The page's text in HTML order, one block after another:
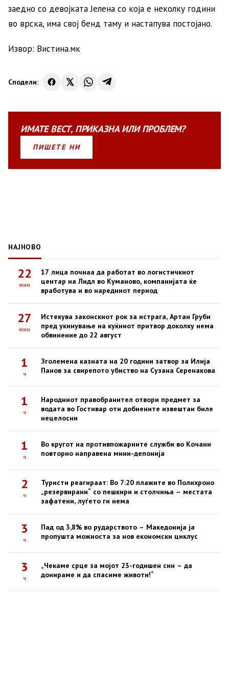
заедно со девојката Јелена со која е неколку години
во врска, има свој бенд таму и настапува постојано.
Извор: Вистина.мк
Сподели:
ИМАТЕВЕСТ, ПРИКАЗНАИЛИПРОБЛЕМ?
ПИШЕТЕ НИ
НАЈНОВО
22
мин
17 лица почнаа да работат во логистичкиот
центар на Лидл во Куманово, компанијата ќе
вработува и во наредниот период
27
мин
Истекува законскиот рок за истрага, Артан Груби
пред укинување на куќниот притвор доколку нема
обвинение до 22 август
1
ч
Зголемена казната на 20 години затвор за Илија
Панов за свирепото убиство на Сузана Серенакова
1
ч
Народниот правобранител отвори предмет за
водата во Гостивар оти добиените извештаи биле
нецелосни
1
ч
Во кругот на противпожарните служби во Кочани
повторно направена мини-депонија
2
ч
Туристи реагираат: Во 7:20 плажите во Полихроно
„резервирани“ со пешкири и столчиња – местата
зафатени, луѓето ги нема
3
ч
Пад од 3,8% во рударството – Македонија ја
пропушта можноста за нов економски циклус
3
ч
„Чекаме срце за мојот 23-годишен син – да
донираме и да спасиме животи!“